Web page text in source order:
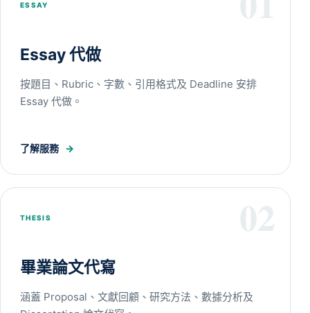
ESSAY
Essay 代做
按題目、Rubric、字數、引用格式及 Deadline 安排
Essay 代做。
了解服務 →
THESIS
畢業論文代寫
涵蓋 Proposal、文獻回顧、研究方法、數據分析及